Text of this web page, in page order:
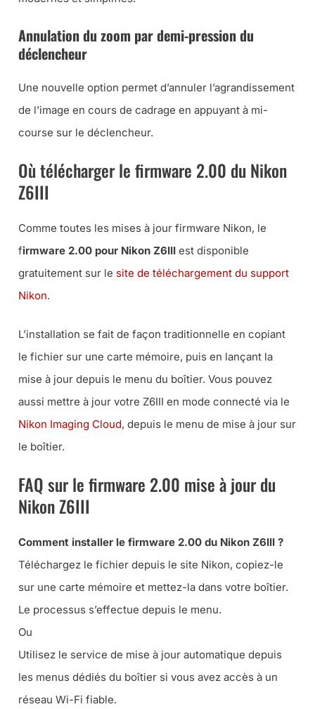
Annulation du zoom par demi-pression du
déclencheur
Une nouvelle option permet d’annuler l’agrandissement
de l’image en cours de cadrage en appuyant à mi-
course sur le déclencheur.
Où télécharger le firmware 2.00 du Nikon
Z6III
Comme toutes les mises à jour firmware Nikon, le
firmware 2.00 pour Nikon Z6III est disponible
gratuitement sur le site de téléchargement du support
Nikon.
L’installation se fait de façon traditionnelle en copiant
le fichier sur une carte mémoire, puis en lançant la
mise à jour depuis le menu du boîtier. Vous pouvez
aussi mettre à jour votre Z6III en mode connecté via le
Nikon Imaging Cloud, depuis le menu de mise à jour sur
le boîtier.
FAQ sur le firmware 2.00 mise à jour du
Nikon Z6III
Comment installer le firmware 2.00 du Nikon Z6III ?
Téléchargez le fichier depuis le site Nikon, copiez-le
sur une carte mémoire et mettez-la dans votre boîtier.
Le processus s’effectue depuis le menu.
Ou
Utilisez le service de mise à jour automatique depuis
les menus dédiés du boîtier si vous avez accès à un
réseau Wi-Fi fiable.